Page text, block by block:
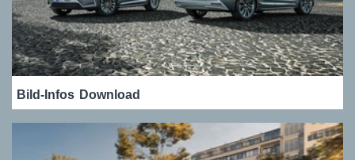
Bild-Infos Download